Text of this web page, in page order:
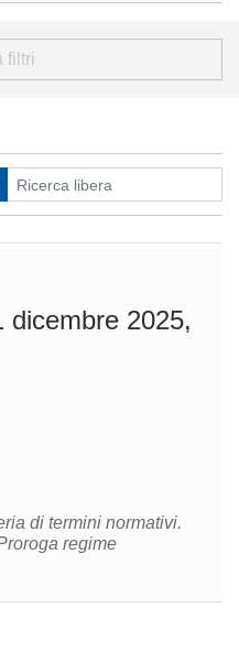
filtri
dicembre 2025,
di termini normativi.
regime